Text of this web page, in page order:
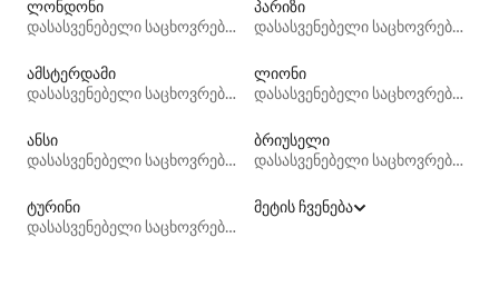
ლონდონი
დასასვენებელი საცხოვრებლები
პარიზი
დასასვენებელი საცხოვრებლები
ამსტერდამი
დასასვენებელი საცხოვრებლები
ლიონი
დასასვენებელი საცხოვრებლები
ანსი
დასასვენებელი საცხოვრებლები
ბრიუსელი
დასასვენებელი საცხოვრებლები
ტურინი
დასასვენებელი საცხოვრებლები
მეტის ჩვენება